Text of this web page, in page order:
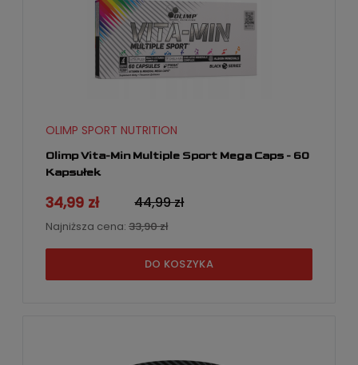
Olimp Vita-Min Multiple Sport Mega Caps - 60
Kapsułek
OLIMP SPORT NUTRITION
34,99 zł 44,99 zł
Najniższa cena: 33,90 zł
DO KOSZYKA